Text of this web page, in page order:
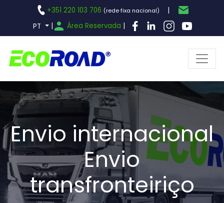
+351 220 103 706 (rede fixa nacional)
|
PT
| Área Reservada |
Envio internacional
Envio
transfronteiriço